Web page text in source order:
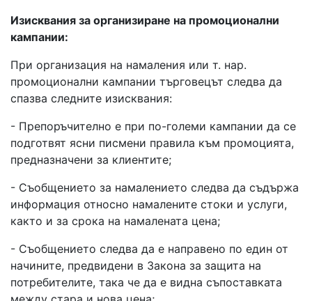
Изисквания за организиране на промоционални
кампании:
При организация на намаления или т. нар.
промоционални кампании търговецът следва да
спазва следните изисквания:
- Препоръчително е при по-големи кампании да се
подготвят ясни писмени правила към промоцията,
предназначени за клиентите;
- Съобщението за намалението следва да съдържа
информация относно намалените стоки и услуги,
както и за срока на намалената цена;
- Съобщението следва да е направено по един от
начините, предвидени в Закона за защита на
потребителите, така че да е видна съпоставката